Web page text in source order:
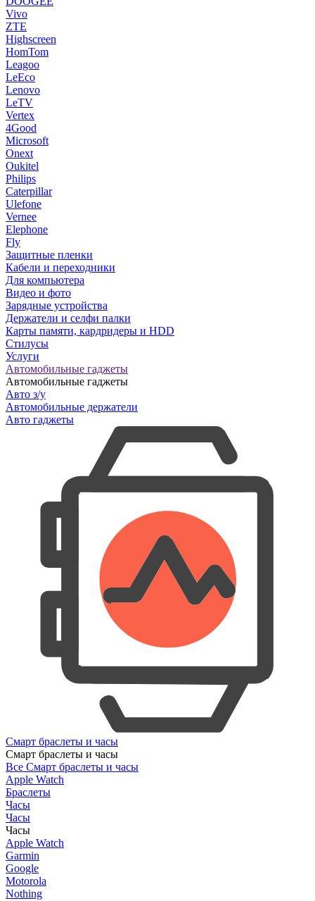
Vivo
ZTE
Highscreen
HomTom
Leagoo
LeEco
Lenovo
LeTV
Vertex
4Good
Microsoft
Onext
Oukitel
Philips
Caterpillar
Ulefone
Vernee
Elephone
Fly
Защитные пленки
Кабели и переходники
Для компьютера
Видео и фото
Зарядные устройства
Держатели и селфи палки
Карты памяти, кардридеры и HDD
Стилусы
Услуги
Автомобильные гаджеты
Автомобильные гаджеты
Авто з/у
Автомобильные держатели
Авто гаджеты
Смарт браслеты и часы
Смарт браслеты и часы
Все Смарт браслеты и часы
Apple Watch
Браслеты
Часы
Часы
Часы
Apple Watch
Garmin
Google
Motorola
Nothing